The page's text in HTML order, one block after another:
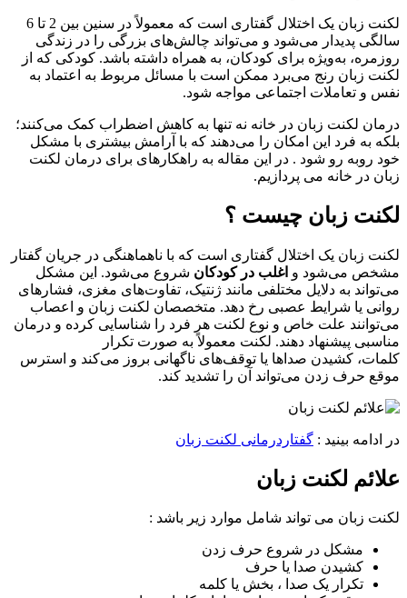
لکنت زبان یک اختلال گفتاری است که معمولاً در سنین بین 2 تا 6
سالگی پدیدار می‌شود و می‌تواند چالش‌های بزرگی را در زندگی
روزمره، به‌ویژه برای کودکان، به همراه داشته باشد. کودکی که از
لکنت زبان رنج می‌برد ممکن است با مسائل مربوط به اعتماد به
نفس و تعاملات اجتماعی مواجه شود.
درمان لکنت زبان در خانه نه تنها به کاهش اضطراب کمک می‌کنند؛
بلکه به فرد این امکان را می‌دهند که با آرامش بیشتری با مشکل
خود روبه رو شود . در این مقاله به راهکارهای برای درمان لکنت
زبان در خانه می پردازیم.
لکنت زبان چیست ؟
لکنت زبان یک اختلال گفتاری است که با ناهماهنگی در جریان گفتار
مشخص می‌شود و اغلب در کودکان شروع می‌شود. این مشکل
می‌تواند به دلایل مختلفی مانند ژنتیک، تفاوت‌های مغزی، فشارهای
روانی یا شرایط عصبی رخ دهد. متخصصان لکنت زبان و اعصاب
می‌توانند علت خاص و نوع لکنت هر فرد را شناسایی کرده و درمان
مناسبی پیشنهاد دهند. لکنت معمولاً به صورت تکرار
کلمات، کشیدن صداها یا توقف‌های ناگهانی بروز می‌کند و استرس
موقع حرف زدن می‌تواند آن را تشدید کند.
در ادامه بینید : گفتاردرمانی لکنت زبان
علائم لکنت زبان
لکنت زبان می تواند شامل موارد زیر باشد :
مشکل در شروع حرف زدن
کشیدن صدا یا حرف
تکرار یک صدا ، بخش یا کلمه